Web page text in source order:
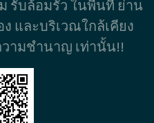
รับล้อมรั้ว ในพื้นที่ ย่าน
และบริเวณใกล้เคียง
ามชำนาญ เท่านั้น!!